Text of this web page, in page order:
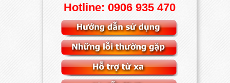
Hotline: 0906 935 470